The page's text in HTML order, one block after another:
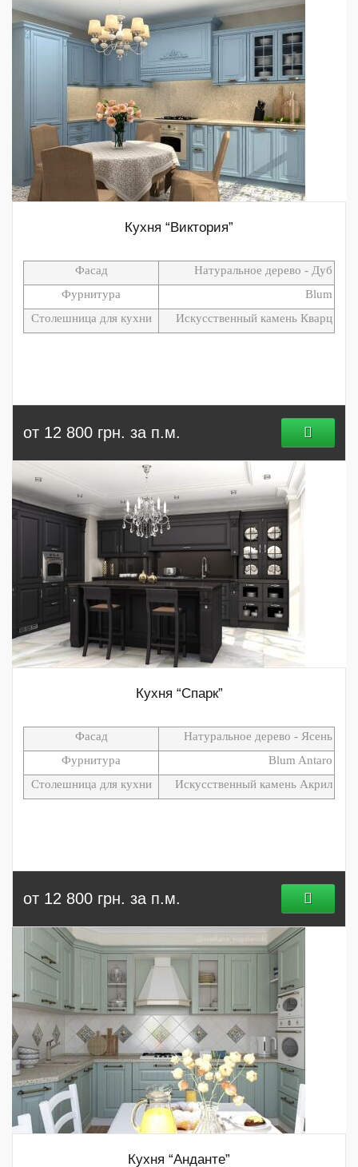
Кухня “Виктория”
от 12 800 грн. за п.м.
Фасад
Натуральное дерево - Дуб
Фурнитура
Blum
Столешница для кухни
Искусственный камень Кварц
Кухня “Спарк”
от 12 800 грн. за п.м.
Фасад
Натуральное дерево - Ясень
Фурнитура
Blum Antaro
Столешница для кухни
Искусственный камень Акрил
Кухня “Анданте”